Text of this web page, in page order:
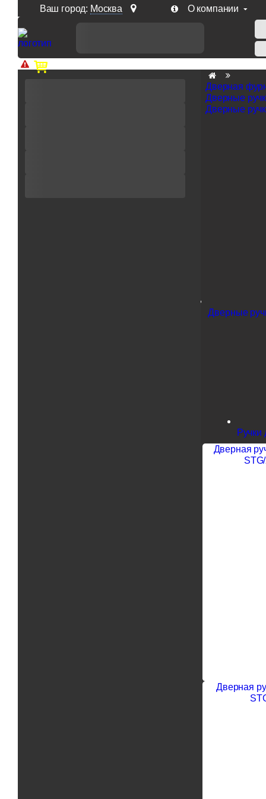
Ваш город: Москва О компании
Доп. скидка от цен на сайте 7% при заказе от 50
Дверная
Дверные
Дверные
Дверные
Ручки
Дверная
Дверная